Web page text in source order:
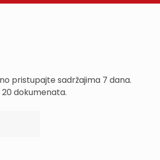
pristupajte sadržajima 7 dana.
dokumenata.